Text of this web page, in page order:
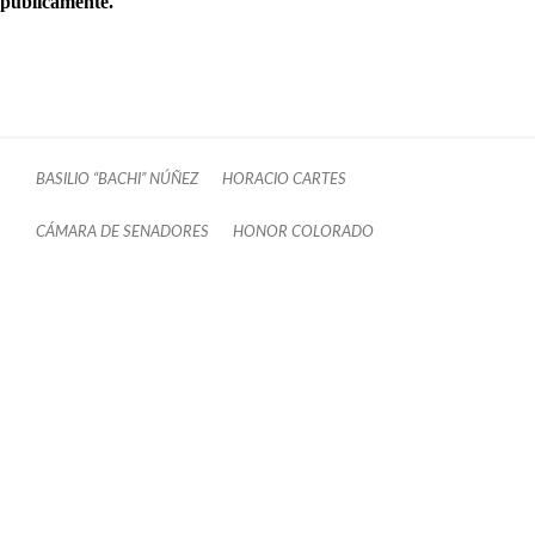
BASILIO “BACHI” NÚÑEZ HORACIO CARTES
CÁMARA DE SENADORES HONOR COLORADO